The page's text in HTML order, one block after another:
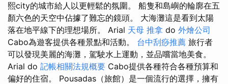
熙city的城市給人以更輕鬆的氛圍。 船隻和島嶼的輪廓在五
顏六色的天空中佔據了難忘的鏡頭。 大海灘這是看到太陽
落在地平線下的理想場所。 Arial 天母 推拿 do 外燴公司
Cabo為遊客提供各種景點和活動。 台中刮痧推薦 旅行者
可以發現美麗的海灘，駕駛水上運動，並品嚐當地美食。
Arial do 記帳相關法規概要 Cabo提供各種符合各種預算和
偏好的住宿。 Pousadas（旅館）是一個流行的選擇，擁有